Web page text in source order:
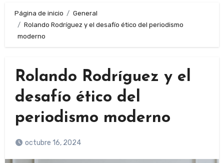
Página de inicio
General
Rolando Rodríguez y el desafío ético del periodismo
moderno
Rolando Rodríguez y el
desafío ético del
periodismo moderno
octubre 16, 2024